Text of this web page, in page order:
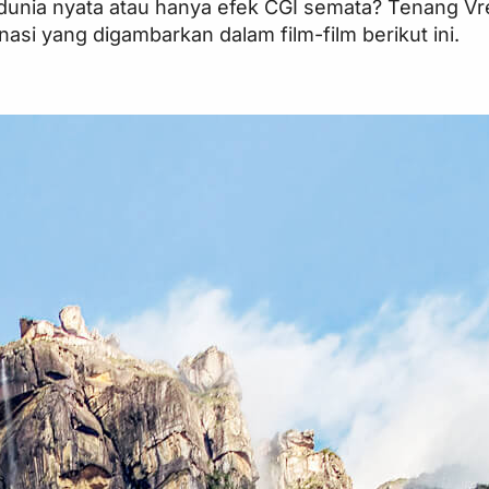
nyata atau hanya efek CGI semata? Tenang
yang digambarkan dalam film-film berikut ini.